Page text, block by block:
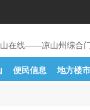
在线——凉山州综合
便民信息
地方楼市